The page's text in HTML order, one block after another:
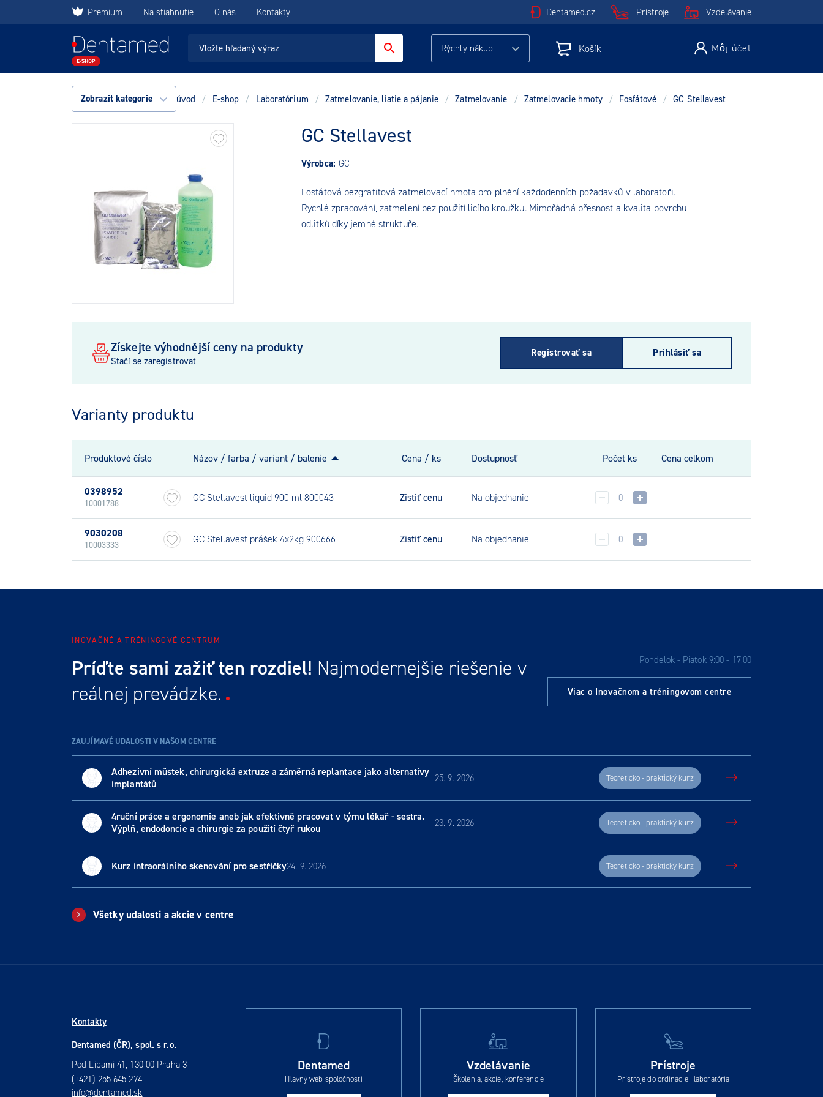
Premium Na stiahnutie O nás Kontakty Dentamed.cz Prístroje Vzdelávanie
Rýchly nákup Košík Môj účet
Zobrazit kategorie úvod / E-shop / Laboratórium / Zatmelovanie, liatie a pájanie / Zatmelovanie / Zatmelovacie hmoty / Fosfátové / GC Stellavest
GC Stellavest
Výrobca: GC
Fosfátová bezgrafitová zatmelovací hmota pro plnění každodenních požadavků v laboratoři.
Rychlé zpracování, zatmelení bez použití licího kroužku. Mimořádná přesnost a kvalita povrchu
odlitků díky jemné struktuře.
Získejte výhodnější ceny na produkty
Stačí se zaregistrovat
Registrovať sa Prihlásiť sa
Varianty produktu
Produktové číslo Názov / farba / variant / balenie Cena / ks Dostupnosť Počet ks Cena celkom
0398952
10001788 GC Stellavest liquid 900 ml 800043 Zistiť cenu Na objednanie
9030208
10003333 GC Stellavest prášek 4x2kg 900666 Zistiť cenu Na objednanie
INOVAČNÉ A TRÉNINGOVÉ CENTRUM
Príďte sami zažiť ten rozdiel! Najmodernejšie riešenie v
reálnej prevádzke.
Pondelok - Piatok 9:00 - 17:00
Viac o Inovačnom a tréningovom centre
ZAUJÍMAVÉ UDALOSTI V NAŠOM CENTRE
Adhezivní můstek, chirurgická extruze a záměrná replantace jako alternativy
implantátů
25. 9. 2026 Teoreticko - praktický kurz
4ruční práce a ergonomie aneb jak efektivně pracovat v týmu lékař - sestra.
Výplň, endodoncie a chirurgie za použití čtyř rukou
23. 9. 2026 Teoreticko - praktický kurz
Kurz intraorálního skenování pro sestřičky24. 9. 2026 Teoreticko - praktický kurz
Všetky udalosti a akcie v centre
Kontakty
Dentamed (ČR), spol. s r.o.
Pod Lipami 41, 130 00 Praha 3
(+421) 255 645 274
info@dentamed.sk
Dentamed
Hlavný web spoločnosti
Vzdelávanie
Školenia, akcie, konferencie
Prístroje
Prístroje do ordinácie i laboratória